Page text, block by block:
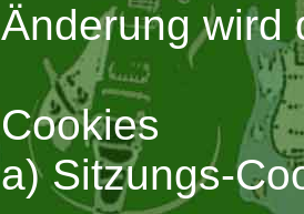
Änderung wird
Cookies
a) Sitzungs-